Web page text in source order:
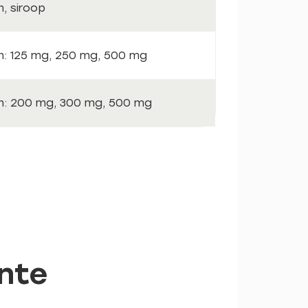
siroop
125 mg, 250 mg, 500 mg
200 mg, 300 mg, 500 mg